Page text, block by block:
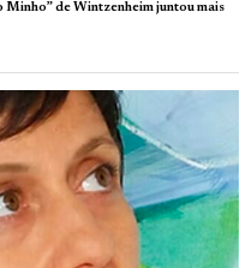
de Wintzenheim juntou mais